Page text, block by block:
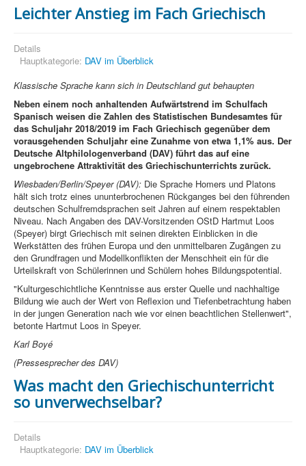
Leichter Anstieg im Fach Griechisch
Details
Hauptkategorie: DAV im Überblick
Klassische Sprache kann sich in Deutschland gut behaupten
Neben einem noch anhaltenden Aufwärtstrend im Schulfach
Spanisch weisen die Zahlen des Statistischen Bundesamtes für
das Schuljahr 2018/2019 im Fach Griechisch gegenüber dem
vorausgehenden Schuljahr eine Zunahme von etwa 1,1% aus. Der
Deutsche Altphilologenverband (DAV) führt das auf eine
ungebrochene Attraktivität des Griechischunterrichts zurück.
Wiesbaden/Berlin/Speyer (DAV): Die Sprache Homers und Platons
hält sich trotz eines ununterbrochenen Rückganges bei den führenden
deutschen Schulfremdsprachen seit Jahren auf einem respektablen
Niveau. Nach Angaben des DAV-Vorsitzenden OStD Hartmut Loos
(Speyer) birgt Griechisch mit seinen direkten Einblicken in die
Werkstätten des frühen Europa und den unmittelbaren Zugängen zu
den Grundfragen und Modellkonflikten der Menschheit ein für die
Urteilskraft von Schülerinnen und Schülern hohes Bildungspotential.
"Kulturgeschichtliche Kenntnisse aus erster Quelle und nachhaltige
Bildung wie auch der Wert von Reflexion und Tiefenbetrachtung haben
in der jungen Generation nach wie vor einen beachtlichen Stellenwert",
betonte Hartmut Loos in Speyer.
Karl Boyé
(Pressesprecher des DAV)
Was macht den Griechischunterricht
so unverwechselbar?
Details
Hauptkategorie: DAV im Überblick